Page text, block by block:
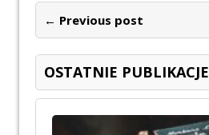
← Previous post
OSTATNIE PUBLIKACJE